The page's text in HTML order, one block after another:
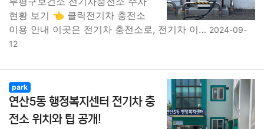
현황 보기 👈 클릭전기차 충전소
이용 안내 이곳은 전기차 충전소로, 전기차 이… 2024-09-
12
park
연산5동 행정복지센터 전기차 충
전소 위치와 팁 공개!